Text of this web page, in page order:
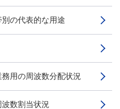
の代表的な用途
用の周波数分配状況
数割当状況